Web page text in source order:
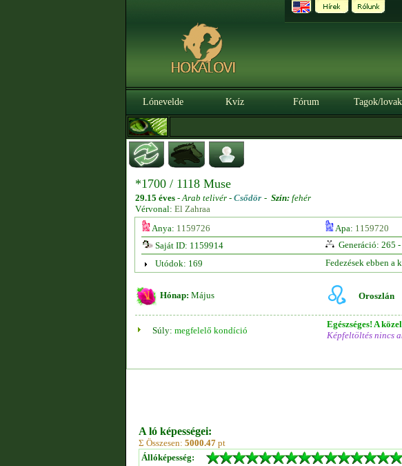
Lónevelde Kvíz Fórum Tagok/lovak
*1700 / 1118 Muse
29.15 éves -Arab telivér - Csődör - Szín: fehér
Vérvonal: El Zahraa
Anya: 1159726 Apa: 1159720
Saját ID: 1159914
Generáció: 265 -
Utódok: 169
Fedezések ebben a
Hónap: Május Oroszlán
Súly: megfelelő kondíció
Egészséges! A
Képfeltöltés nincs
A ló képességei:
Σ Összesen: 5000.47 pt
Állóképesség: